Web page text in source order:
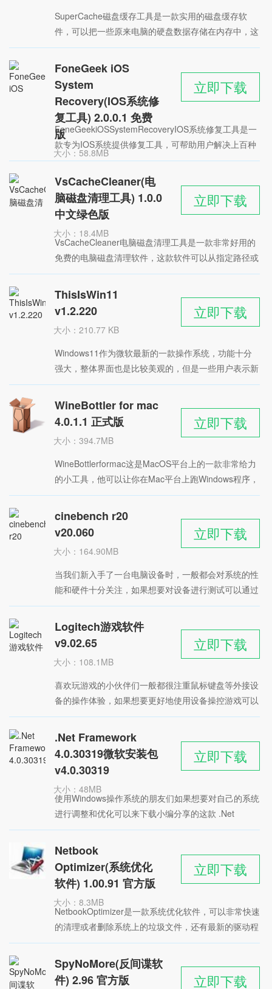
星级：
SuperCache磁盘缓存工具是一款实用的磁盘缓存软
件，可以把一些原来电脑的硬盘数据存储在内存中，这
样就可以让计算机直接读取内存中的数据，不仅效率更
高，还减少了磁盘读写的次数
FoneGeek iOS
System
Recovery(IOS系统修
复工具) 2.0.0.1 免费
版
大小：58.8MB
星级：
立即下载
FoneGeekiOSSystemRecoveryIOS系统修复工具是一
款专为IOS系统提供修复工具，可帮助用户解决上百种
问题，让手机更好的使用。软件功能强大，除了修复系
统之外，还能清理垃圾文件
VsCacheCleaner(电
脑磁盘清理工具) 1.0.0
中文绿色版
大小：18.4MB
时间：2022-05-31
星级：
立即下载
VsCacheCleaner电脑磁盘清理工具是一款非常好用的
免费的电脑磁盘清理软件，这款软件可以从指定路径或
所有磁盘扫描VisualStudio解决方案缓存文件夹.vs，支
持按路径、缓存大小和最后访问日期排序
ThisIsWin11
v1.2.220
大小：210.77 KB
星级：
立即下载
Windows11作为微软最新的一款操作系统，功能十分
强大，整体界面也是比较美观的，但是一些用户表示新
的系统样式操作起来不太习惯，今天小编为大家分享的
ThisIsWin11 软件能够帮助用户对Windows11的界面进
行自定义设置，从而将系统变为更舒适的风格，支持多
项魔改操作。
WineBottler for mac
4.0.1.1 正式版
大小：394.7MB
星级：
立即下载
WineBottlerformac这是MacOS平台上的一款非常给力
的小工具，他可以让你在Mac平台上跑Windows程序，
WineBottler就可以直接将windows的应用程序封装成
Macapp来使用，这样你就不需要装双系统或者虚拟机
cinebench r20
v20.060
大小：164.90MB
星级：
立即下载
当我们新入手了一台电脑设备时，一般都会对系统的性
能和硬件十分关注，如果想要对设备进行测试可以通过
小编带来的这款 cinebench r20 软件进行操作，这是一
个很实用的硬件测试工具，主要用来测试NVIDA和AMD
旗下的显卡CPU等硬件，能够将测试分数直观地展示给
用户查看。
Logitech游戏软件
v9.02.65
大小：108.1MB
星级：
立即下载
喜欢玩游戏的小伙伴们一般都很注重鼠标键盘等外接设
备的操作体验，如果想要更好地使用设备操控游戏可以
来试试小编分享的这款 Logitech Gaming Software也
软件，这是罗技针对旗下的设备打造的驱动程序更新工
具，能够有效地增强游戏操作，支持用户根据习惯自定
义设置键位。
.Net Framework
4.0.30319微软安装包
v4.0.30319
大小：48MB
时间：2022-05-27
星级：
立即下载
使用Windows操作系统的朋友们如果想要对自己的系统
进行调整和优化可以来下载小编分享的这款 .Net
Framework 4.0.30319微软安装包工具，这是针对
Windows系统推出的托管代码，是常见的基础组件，能
够帮助用户对系统运行缓慢等问题进行处理和解决，不
断地改进优化系统。
Netbook
Optimizer(系统优化
软件) 1.00.91 官方版
大小：8.3MB
时间：2022-05-25
星级：
立即下载
NetbookOptimizer是一款系统优化软件，可以非常快速
的清理或者删除系统上的垃圾文件，还有最新的驱动程
序为所有的硬件，音频和视频设备
SpyNoMore(反间谍软
件) 2.96 官方版
立即下载